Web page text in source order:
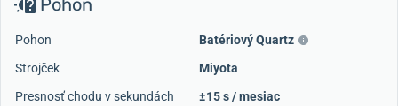
Pohon
Batériový Quartz
Strojček
Miyota
Presnosť chodu v sekundách
±15 s / mesiac